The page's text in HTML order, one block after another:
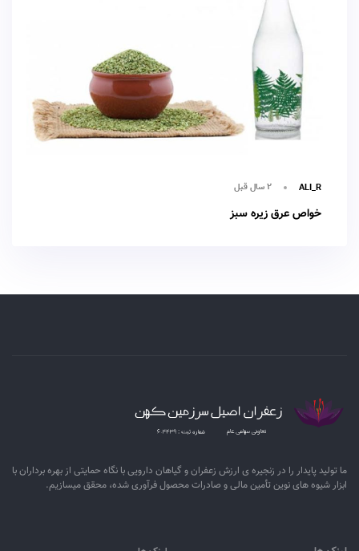
ALI_R ۲ سال قبل
خواص عرق زیره سبز
ما تولید پایدار را در زنجیره ­ی­ ارزش زعفران و گیاهان دارویی با نگاه حمایتی از بهره برداران با
ابزار شیوه­ های نوین تأمین مالی و صادرات محصول فرآوری شده، محقق می­سازیم.